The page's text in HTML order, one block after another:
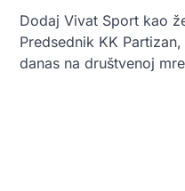
Dodaj Vivat Sport kao
Predsednik KK
danas na društvenoj